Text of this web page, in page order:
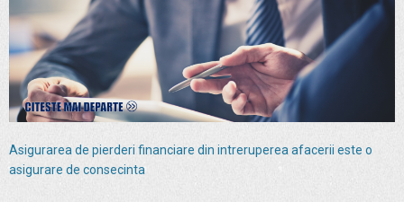
Asigurarea de pierderi financiare din intreruperea afacerii este o
asigurare de consecinta